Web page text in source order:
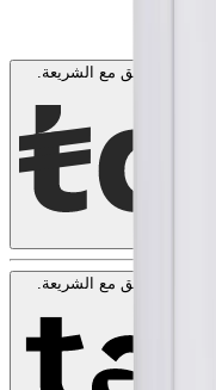
رسوم. متوافق مع الشريعة.
رسوم. متوافق مع الشريعة.